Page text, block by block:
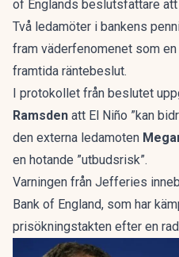
of Englands beslutsfattare att
Två ledamöter i bankens
fram väderfenomenet som
framtida räntebeslut.
I protokollet från beslutet
Ramsden att El Niño ”kan
den externa ledamoten
en hotande ”utbudsrisk”.
Varningen från Jefferies
Bank of England, som har
prisökningstakten efter en